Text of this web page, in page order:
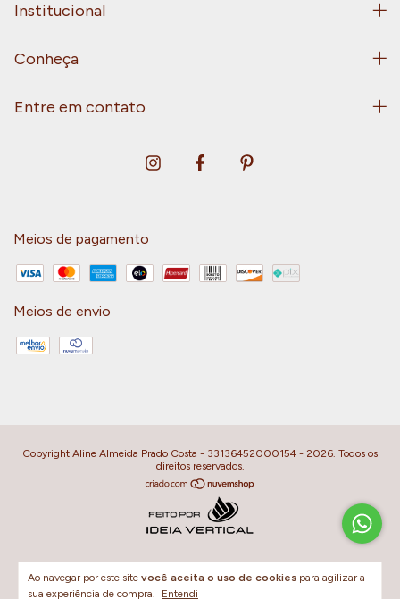
Ao navegar por este site você aceita o uso de cookies para agilizar a
sua experiência de compra.
Entendi
Institucional
Conheça
Entre em contato
Meios de pagamento
Meios de envio
Copyright Aline Almeida Prado Costa - 33136452000154 - 2026. Todos os
direitos reservados.